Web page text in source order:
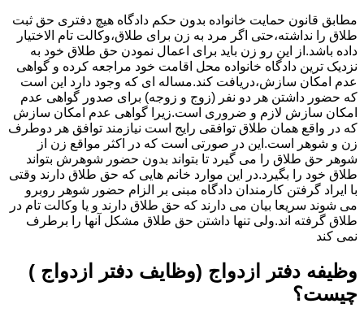
مطابق قانون حمایت خانواده بدون حکم دادگاه هیچ دفتری حق ثبت
طلاق را نداشته،حتی اگر مرد به زن برای طلاق،وکالت تام الاختیار
داده باشد.از این رو زن باید برای اعمال نمودن حق طلاق خود به
نزدیک ترین دادگاه خانواده محل اقامت خود مراجعه کرده و گواهی
عدم امکان سازش،دریافت کند.مساله ای که وجود دارد این است
که حضور داشتن هر دو نفر (زوج و زوجه) برای صدور گواهی عدم
امکان سازش لازم و ضروری است.زیرا گواهی عدم امکان سازش
که در واقع همان طلاق توافقی رایج است نیازمند توافق هر دوطرف
زن و شوهر است.این در صورتی است که در اکثر مواقع زن از
شوهر حق طلاق را می گیرد تا بتواند بدون حضور شوهرش بتواند
طلاق خود را بگیرد.در این موارد خانم هایی که حق طلاق دارند وقتی
با ایراد گرفتن کارمندان دادگاه مبنی بر الزام حضور شوهر روبرو
می شوند سریعا بیان می دارند که حق طلاق دارند و یا وکالت تام در
طلاق گرفته اند.ولی تنها داشتن حق طلاق مشکل آنها را برطرف
نمی کند
وظیفه دفتر ازدواج (وظایف دفتر ازدواج )
چیست؟